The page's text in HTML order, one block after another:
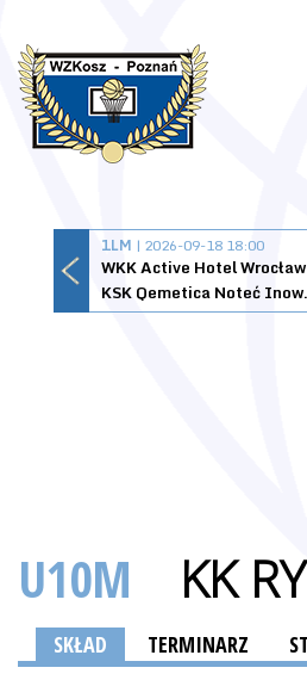
1LM | 2026-09-18 18:00
WKK Active Hotel Wrocław
KSK
U10M KK
SKŁAD TERMINARZ